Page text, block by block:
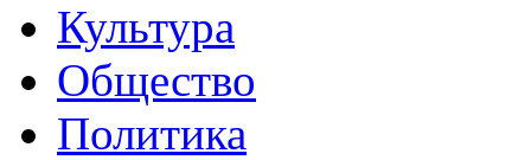
Культура
Общество
Политика